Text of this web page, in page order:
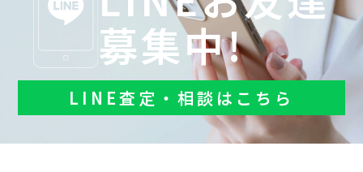
募集中!
LINE査定・相談はこちら